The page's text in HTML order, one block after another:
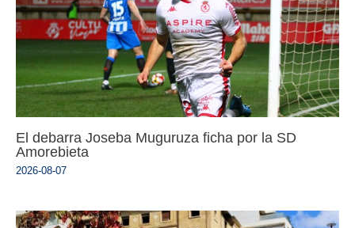
El debarra Joseba Muguruza ficha por la SD
Amorebieta
2026-08-07